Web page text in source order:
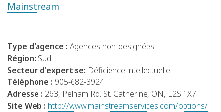
Mainstream
Type d'agence : Agences non-designées
Région: Sud
Secteur d'expertise: Déficience intellectuelle
Téléphone : 905-682-3924
Adresse : 263, Pelham Rd. St. Catherine, ON, L2S 1X7
Site Web : http://www.mainstreamservices.com/options/